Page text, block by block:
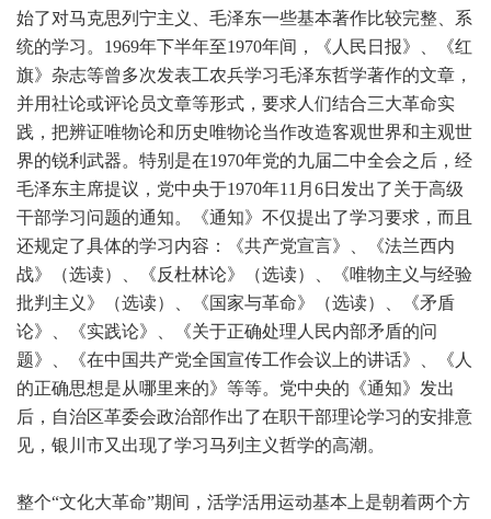
始了对马克思列宁主义、毛泽东一些基本著作比较完整、系
统的学习。1969年下半年至1970年间，《人民日报》、《红
旗》杂志等曾多次发表工农兵学习毛泽东哲学著作的文章，
并用社论或评论员文章等形式，要求人们结合三大革命实
践，把辨证唯物论和历史唯物论当作改造客观世界和主观世
界的锐利武器。特别是在1970年党的九届二中全会之后，经
毛泽东主席提议，党中央于1970年11月6日发出了关于高级
干部学习问题的通知。《通知》不仅提出了学习要求，而且
还规定了具体的学习内容：《共产党宣言》、《法兰西内
战》（选读）、《反杜林论》（选读）、《唯物主义与经验
批判主义》（选读）、《国家与革命》（选读）、《矛盾
论》、《实践论》、《关于正确处理人民内部矛盾的问
题》、《在中国共产党全国宣传工作会议上的讲话》、《人
的正确思想是从哪里来的》等等。党中央的《通知》发出
后，自治区革委会政治部作出了在职干部理论学习的安排意
见，银川市又出现了学习马列主义哲学的高潮。
整个“文化大革命”期间，活学活用运动基本上是朝着两个方